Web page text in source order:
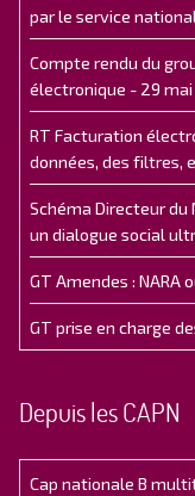
par le service
Compte rendu du
électronique - 29
RT Facturation
données, des filtres,
Schéma Directeur du
un dialogue social
GT Amendes : NARA
GT prise en charge
Depuis les CAPN
Cap nationale B